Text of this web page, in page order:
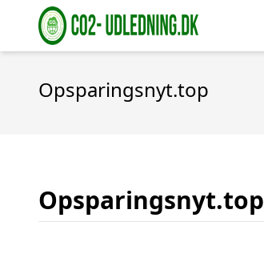
Opsparingsnyt.top
Opsparingsnyt.top